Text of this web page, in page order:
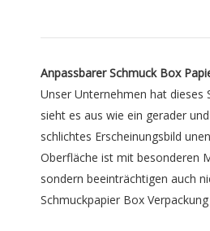
Anpassbarer Schmuck Box
Unser Unternehmen hat
sieht es aus wie ein gerader
schlichtes Erscheinungsbild
Oberfläche ist mit besonderen
sondern beeinträchtigen auch
Schmuckpapier Box